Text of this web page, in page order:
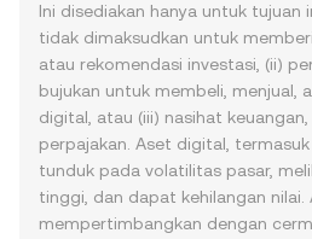
Ini disediakan hanya untuk tujuan
tidak dimaksudkan untuk
atau rekomendasi investasi, (ii)
bujukan untuk membeli, menjual,
digital, atau (iii) nasihat
perpajakan. Aset digital,
tunduk pada volatilitas pasar,
tinggi, dan dapat kehilangan nilai.
mempertimbangkan dengan